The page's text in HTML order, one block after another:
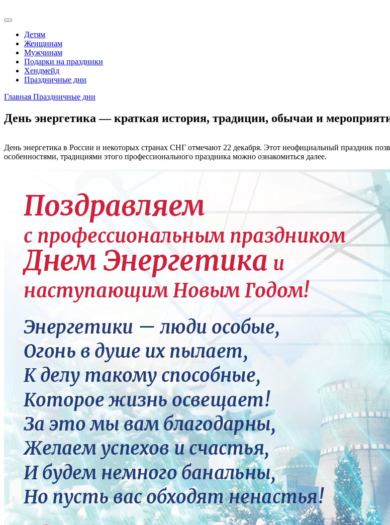
Детям
Женщинам
Мужчинам
Подарки на праздники
Хендмейд
Праздничные дни
Главная Праздничные дни
День энергетика — краткая история, традиции, обычаи и
День энергетика в России и некоторых странах СНГ отмечают 22 декабря. Этот неофициальный праздник
особенностями, традициями этого профессионального праздника можно ознакомиться далее.